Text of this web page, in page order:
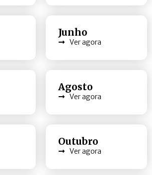
Junho
Ver agora
Agosto
Ver agora
Outubro
Ver agora